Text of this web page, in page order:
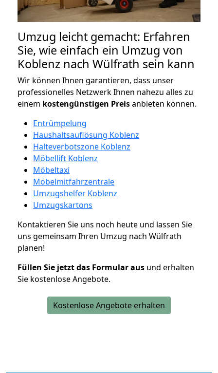
Umzug leicht gemacht: Erfahren
Sie, wie einfach ein Umzug von
Koblenz nach Wülfrath sein kann
Wir können Ihnen garantieren, dass unser
professionelles Netzwerk Ihnen nahezu alles zu
einem kostengünstigen Preisanbieten können.
Entrümpelung
Haushaltsauflösung Koblenz
Halteverbotszone Koblenz
Möbellift Koblenz
Möbeltaxi
Möbelmitfahrzentrale
Umzugshelfer Koblenz
Umzugskartons
Kontaktieren Sie uns noch heute und lassen Sie
uns gemeinsam Ihren Umzug nach Wülfrath
planen!
Füllen Sie jetzt das Formular aus und erhalten
Sie kostenlose Angebote.
Kostenlose Angebote erhalten